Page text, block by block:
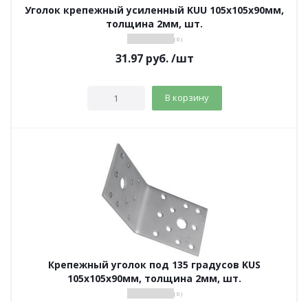
Уголок крепежный усиленный KUU 105х105х90мм,
толщина 2мм, шт.
( 0 )
31.97руб. /шт
В корзину
Крепежный уголок под 135 градусов KUS
105х105х90мм, толщина 2мм, шт.
( 0 )